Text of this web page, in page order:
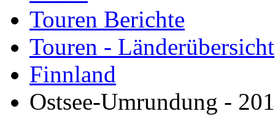
Touren Berichte
Touren - Länderübersicht
Finnland
Ostsee-Umrundung -